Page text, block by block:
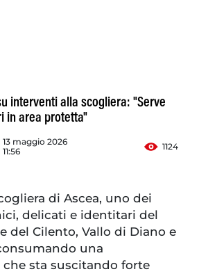
interventi alla scogliera: "Serve
in area protetta"
13 maggio 2026
11:56
1124
di Ascea, uno dei
delicati e identitari del
del Cilento, Vallo di Diano e
una
sta suscitando forte